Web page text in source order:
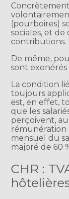
(pourboires)
sociales, et
contributions.
De même,
sont
La condition
toujours
est, en effet,
que les
perçoivent,
rémunération
mensuel du
majoré de 60
CHR :